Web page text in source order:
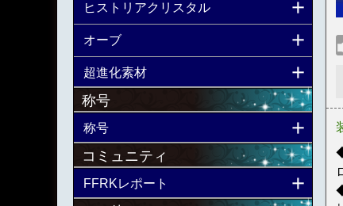
ヒストリアクリスタル
オーブ
超進化素材
称号
称号
コミュニティ
FFRKレポート